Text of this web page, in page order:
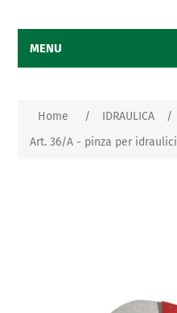
MENU
Home / IDRAULICA
/
Art. 36/A - pinza per idraulici